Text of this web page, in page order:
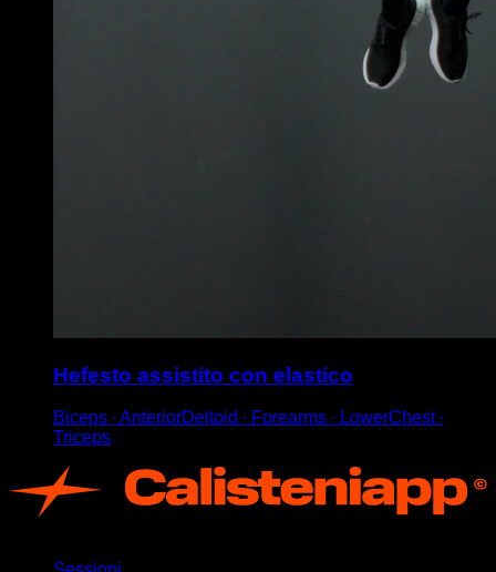
Hefesto assistito con elastico
Biceps ∙ AnteriorDeltoid ∙ Forearms ∙ LowerChest ∙
Triceps